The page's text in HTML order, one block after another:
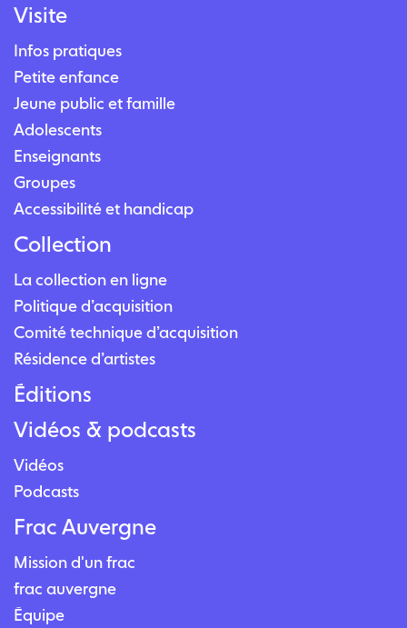
Visite
Infos pratiques
Petite enfance
Jeune public et famille
Adolescents
Enseignants
Groupes
Accessibilité et handicap
Collection
La collection en ligne
Politique d’acquisition
Comité technique d’acquisition
Résidence d’artistes
Éditions
Vidéos & podcasts
Vidéos
Podcasts
Frac Auvergne
Mission d'un frac
frac auvergne
Équipe